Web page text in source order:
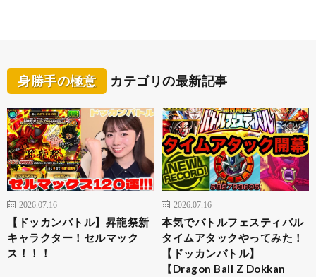
身勝手の極意 カテゴリの最新記事
2026.07.16
【ドッカンバトル】昇龍祭新
キャラクター！セルマック
ス！！！
2026.07.16
本気でバトルフェスティバル
タイムアタックやってみた！
【ドッカンバトル】
【Dragon Ball Z Dokkan